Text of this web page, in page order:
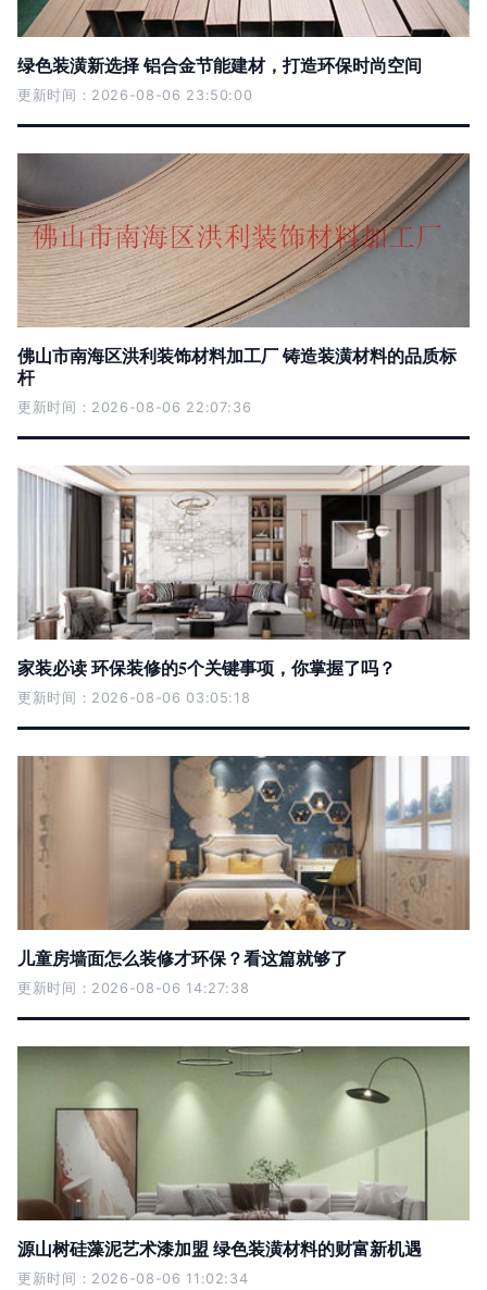
绿色装潢新选择 铝合金节能建材，打造环保时尚空间
更新时间：2026-08-06 23:50:00
佛山市南海区洪利装饰材料加工厂 铸造装潢材料的品质标
杆
更新时间：2026-08-06 22:07:36
家装必读 环保装修的5个关键事项，你掌握了吗？
更新时间：2026-08-06 03:05:18
儿童房墙面怎么装修才环保？看这篇就够了
更新时间：2026-08-06 14:27:38
源山树硅藻泥艺术漆加盟 绿色装潢材料的财富新机遇
更新时间：2026-08-06 11:02:34